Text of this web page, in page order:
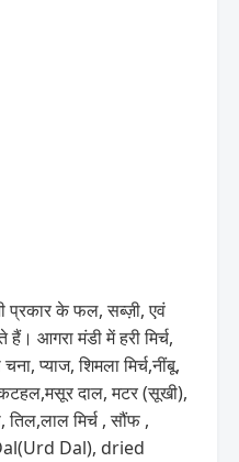
प्रकार के फल, सब्ज़ी, एवं
आगरा मंडी में हरी मिर्च,
प्याज, शिमला मिर्च,नींबू,
कटहल,मसूर दाल, मटर (सूखी),
मिर्च , सौंफ ,
Dal), dried